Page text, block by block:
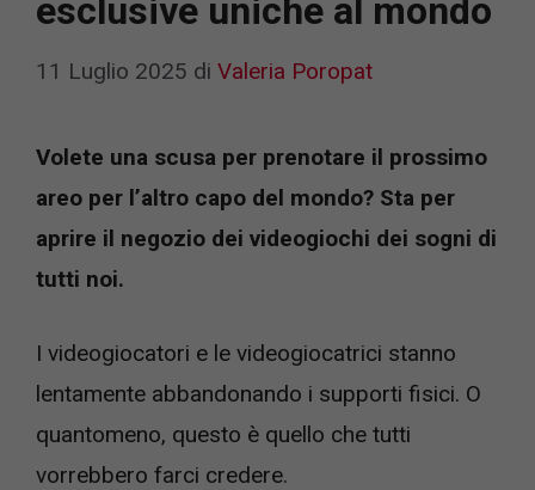
esclusive uniche al mondo
11 Luglio 2025 di Valeria Poropat
Volete una scusa per prenotare il prossimo
areo per l’altro capo del mondo? Sta per
aprire il negozio dei videogiochi dei sogni di
tutti noi.
I videogiocatori e le videogiocatrici stanno
lentamente abbandonando i supporti fisici. O
quantomeno, questo è quello che tutti
vorrebbero farci credere.